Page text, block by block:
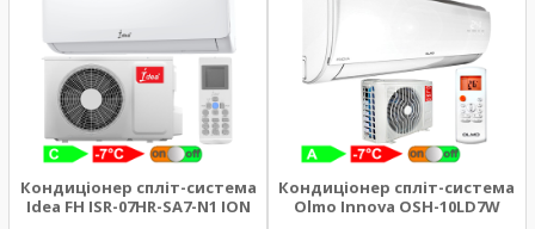
Кондиціонер спліт-система
Idea FH ISR-07HR-SA7-N1 ION
Кондиціонер спліт-система
Olmo Innova OSH-10LD7W